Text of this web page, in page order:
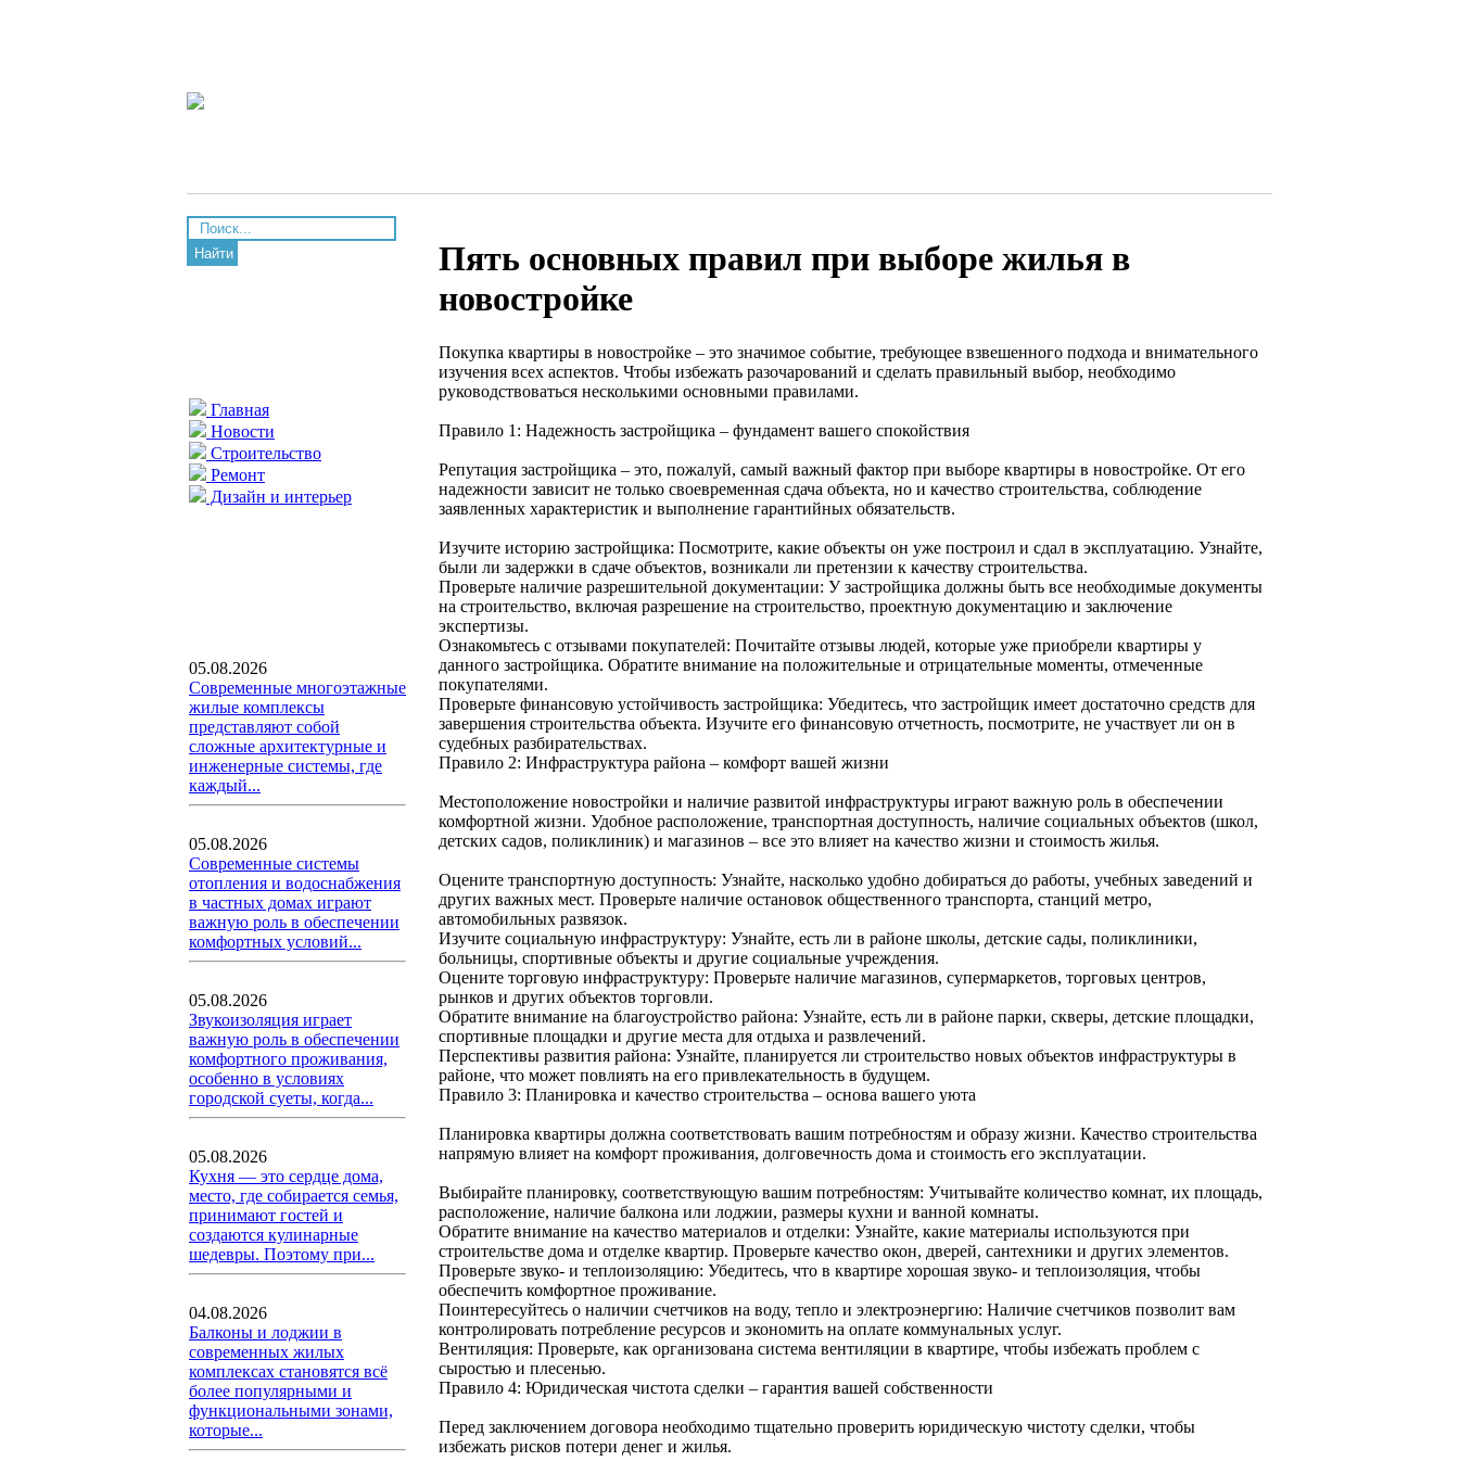
Найти
Главная
Новости
Строительство
Ремонт
Дизайн и интерьер
05.08.2026
Современные многоэтажные
жилые комплексы
представляют собой
сложные архитектурные и
инженерные системы, где
каждый...
05.08.2026
Современные системы
отопления и водоснабжения
в частных домах играют
важную роль в обеспечении
комфортных условий...
05.08.2026
Звукоизоляция играет
важную роль в обеспечении
комфортного проживания,
особенно в условиях
городской суеты, когда...
05.08.2026
Кухня — это сердце дома,
место, где собирается семья,
принимают гостей и
создаются кулинарные
шедевры. Поэтому при...
04.08.2026
Балконы и лоджии в
современных жилых
комплексах становятся всё
более популярными и
функциональными зонами,
которые...
Пять основных правил при выборе жилья в
новостройке
Покупка квартиры в новостройке – это значимое событие, требующее взвешенного подхода и внимательного
изучения всех аспектов. Чтобы избежать разочарований и сделать правильный выбор, необходимо
руководствоваться несколькими основными правилами.
Правило 1: Надежность застройщика – фундамент вашего спокойствия
Репутация застройщика – это, пожалуй, самый важный фактор при выборе квартиры в новостройке. От его
надежности зависит не только своевременная сдача объекта, но и качество строительства, соблюдение
заявленных характеристик и выполнение гарантийных обязательств.
Изучите историю застройщика: Посмотрите, какие объекты он уже построил и сдал в эксплуатацию. Узнайте,
были ли задержки в сдаче объектов, возникали ли претензии к качеству строительства.
Проверьте наличие разрешительной документации: У застройщика должны быть все необходимые документы
на строительство, включая разрешение на строительство, проектную документацию и заключение
экспертизы.
Ознакомьтесь с отзывами покупателей: Почитайте отзывы людей, которые уже приобрели квартиры у
данного застройщика. Обратите внимание на положительные и отрицательные моменты, отмеченные
покупателями.
Проверьте финансовую устойчивость застройщика: Убедитесь, что застройщик имеет достаточно средств для
завершения строительства объекта. Изучите его финансовую отчетность, посмотрите, не участвует ли он в
судебных разбирательствах.
Правило 2: Инфраструктура района – комфорт вашей жизни
Местоположение новостройки и наличие развитой инфраструктуры играют важную роль в обеспечении
комфортной жизни. Удобное расположение, транспортная доступность, наличие социальных объектов (школ,
детских садов, поликлиник) и магазинов – все это влияет на качество жизни и стоимость жилья.
Оцените транспортную доступность: Узнайте, насколько удобно добираться до работы, учебных заведений и
других важных мест. Проверьте наличие остановок общественного транспорта, станций метро,
автомобильных развязок.
Изучите социальную инфраструктуру: Узнайте, есть ли в районе школы, детские сады, поликлиники,
больницы, спортивные объекты и другие социальные учреждения.
Оцените торговую инфраструктуру: Проверьте наличие магазинов, супермаркетов, торговых центров,
рынков и других объектов торговли.
Обратите внимание на благоустройство района: Узнайте, есть ли в районе парки, скверы, детские площадки,
спортивные площадки и другие места для отдыха и развлечений.
Перспективы развития района: Узнайте, планируется ли строительство новых объектов инфраструктуры в
районе, что может повлиять на его привлекательность в будущем.
Правило 3: Планировка и качество строительства – основа вашего уюта
Планировка квартиры должна соответствовать вашим потребностям и образу жизни. Качество строительства
напрямую влияет на комфорт проживания, долговечность дома и стоимость его эксплуатации.
Выбирайте планировку, соответствующую вашим потребностям: Учитывайте количество комнат, их площадь,
расположение, наличие балкона или лоджии, размеры кухни и ванной комнаты.
Обратите внимание на качество материалов и отделки: Узнайте, какие материалы используются при
строительстве дома и отделке квартир. Проверьте качество окон, дверей, сантехники и других элементов.
Проверьте звуко- и теплоизоляцию: Убедитесь, что в квартире хорошая звуко- и теплоизоляция, чтобы
обеспечить комфортное проживание.
Поинтересуйтесь о наличии счетчиков на воду, тепло и электроэнергию: Наличие счетчиков позволит вам
контролировать потребление ресурсов и экономить на оплате коммунальных услуг.
Вентиляция: Проверьте, как организована система вентиляции в квартире, чтобы избежать проблем с
сыростью и плесенью.
Правило 4: Юридическая чистота сделки – гарантия вашей собственности
Перед заключением договора необходимо тщательно проверить юридическую чистоту сделки, чтобы
избежать рисков потери денег и жилья.